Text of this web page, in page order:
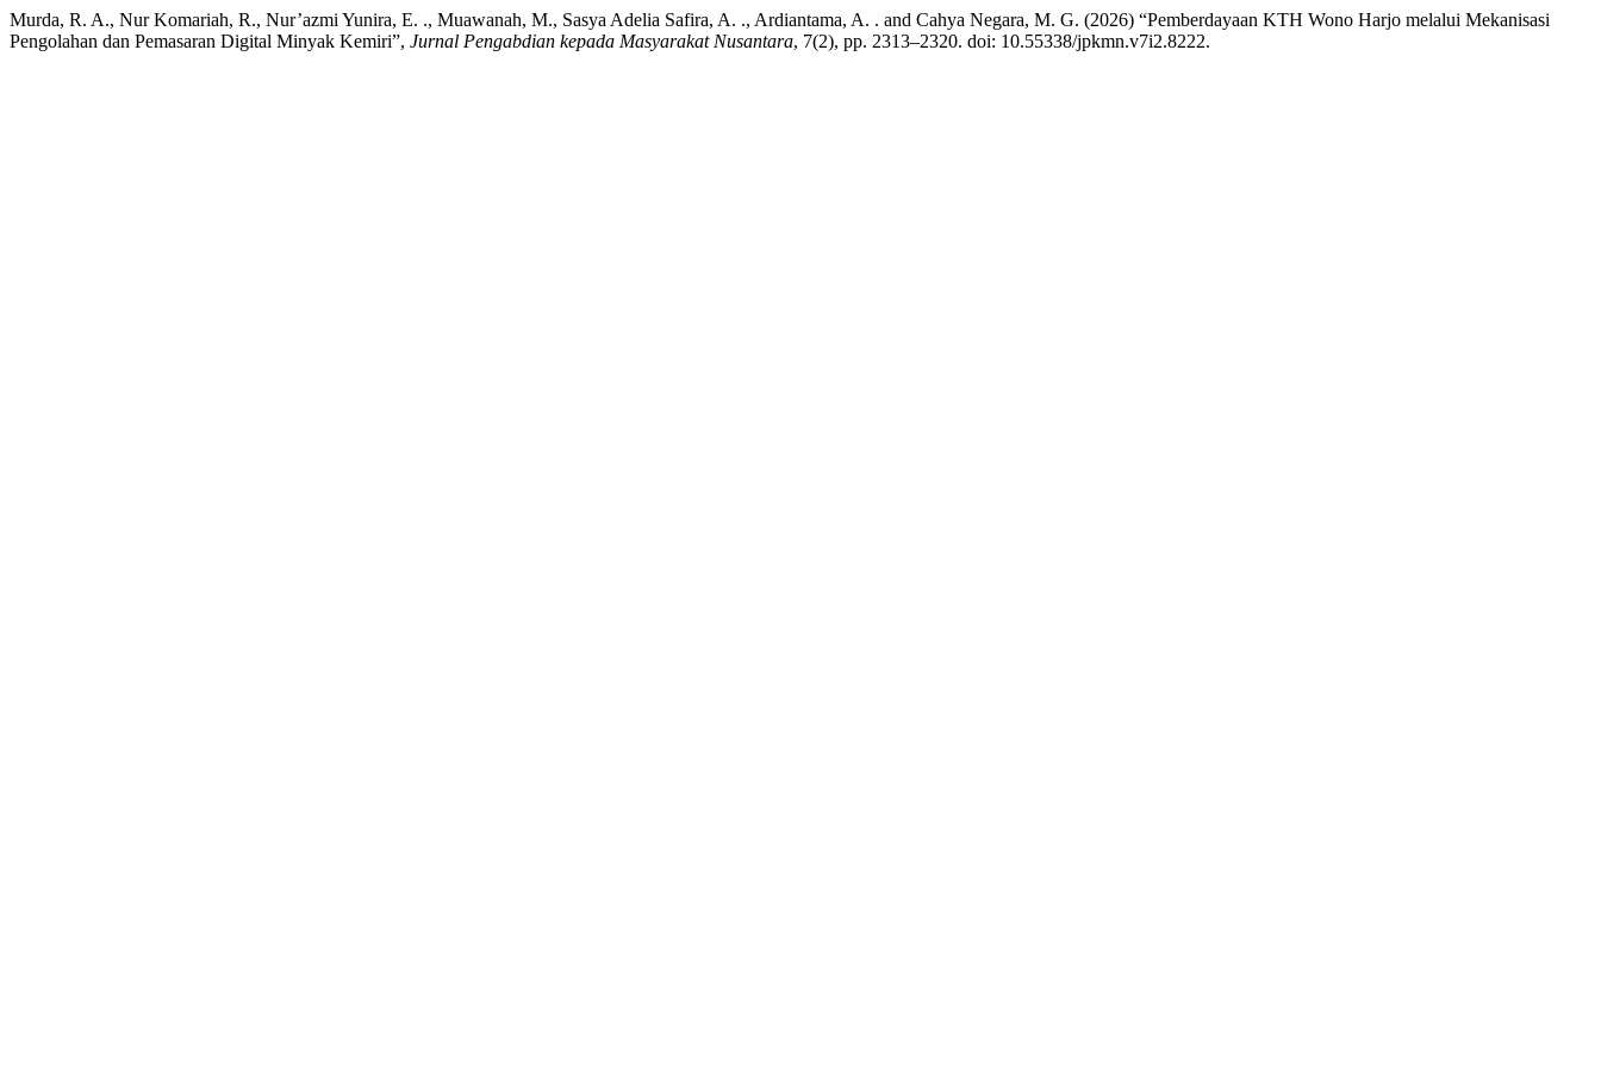
Murda, R. A., Nur Komariah, R., Nur’azmi Yunira, E. ., Muawanah, M., Sasya Adelia Safira, A. ., Ardiantama, A. . and Cahya Negara, M. G. (2026) “Pemberdayaan KTH Wono Harjo melalui Mekanisasi
Pengolahan dan Pemasaran Digital Minyak Kemiri”, Jurnal Pengabdian kepada Masyarakat Nusantara, 7(2), pp. 2313–2320. doi: 10.55338/jpkmn.v7i2.8222.